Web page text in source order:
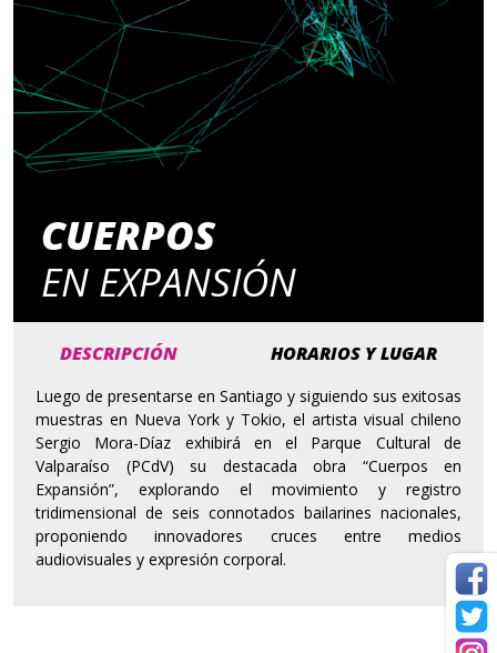
CUERPOS
EN EXPANSIÓN
DESCRIPCIÓN HORARIOS Y LUGAR
Luego de presentarse en Santiago y siguiendo sus exitosas
muestras en Nueva York y Tokio, el artista visual chileno
Sergio Mora-Díaz exhibirá en el Parque Cultural de
Valparaíso (PCdV) su destacada obra “Cuerpos en
Expansión”, explorando el movimiento y registro
tridimensional de seis connotados bailarines nacionales,
proponiendo innovadores cruces entre medios
audiovisuales y expresión corporal.